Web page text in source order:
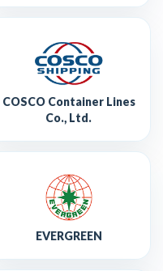
COSCO Container Lines
Co., Ltd.
EVERGREEN